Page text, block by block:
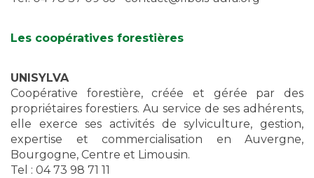
Les coopératives forestières
UNISYLVA
Coopérative forestière, créée et gérée par des
propriétaires forestiers. Au service de ses adhérents,
elle exerce ses activités de sylviculture, gestion,
expertise et commercialisation en Auvergne,
Bourgogne, Centre et Limousin.
Tel : 04 73 98 71 11